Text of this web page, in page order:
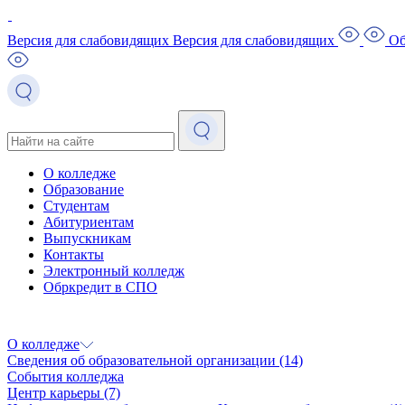
Версия для слабовидящих Версия для слабовидящих
О колледже
Образование
Студентам
Абитуриентам
Выпускникам
Контакты
Электронный колледж
Обркредит в СПО
О колледже
Сведения об образовательной организации (14)
События колледжа
Центр карьеры (7)